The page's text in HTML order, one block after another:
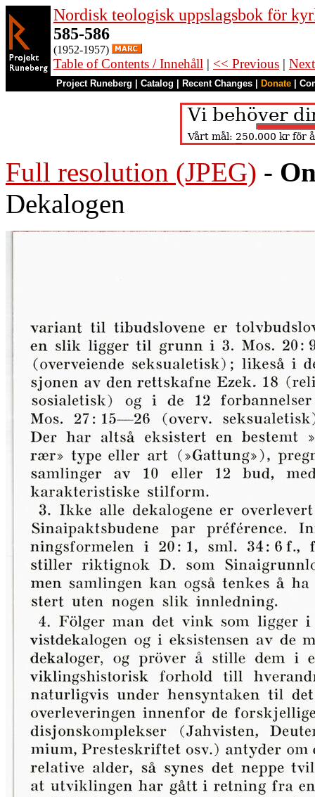
Nordisk teologisk uppslagsbok för
585-586
(1952-1957)
Table of Contents / Innehåll | << Previous |
Project Runeberg Catalog Recent Changes Donate
Full resolution (JPEG) -
Dekalogen